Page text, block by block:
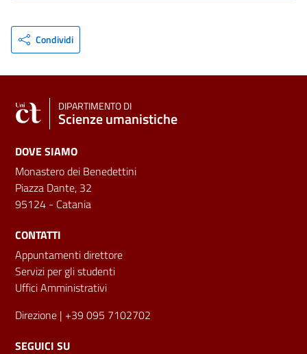
Condividi
DIPARTIMENTO DI
Scienze umanistiche
DOVE SIAMO
Monastero dei Benedettini
Piazza Dante, 32
95124 - Catania
CONTATTI
Appuntamenti direttore
Servizi per gli studenti
Uffici Amministrativi
Direzione | +39 095 7102702
SEGUICI SU